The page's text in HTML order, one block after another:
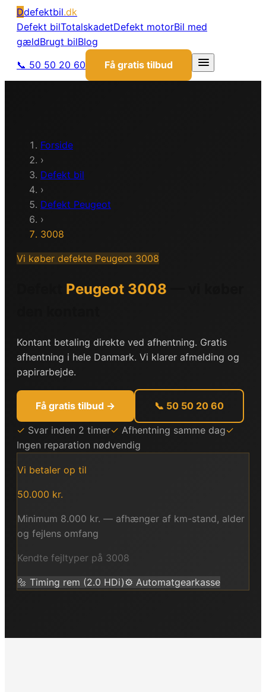
Ddefektbil.dk
Defekt bilTotalskadetDefekt motorBil med
gældBrugt bilBlog
📞 50 50 20 60
Få gratis tilbud
Forside
›
Defekt bil
›
Defekt Peugeot
›
3008
Vi køber defekte Peugeot 3008
Peugeot 3008
Kontant betaling direkte ved afhentning. Gratis
afhentning i hele Danmark. Vi klarer afmelding og
papirarbejde.
Få gratis tilbud → 📞 50 50 20 60
✓ Svar inden 2 timer✓ Afhentning samme dag✓
Ingen reparation nødvendig
Vi betaler op til
50.000 kr.
Minimum 8.000 kr. — afhænger af km-stand, alder
og fejlens omfang
Kendte fejltyper på 3008
🔩 Timing rem (2.0 HDi)⚙️ Automatgearkasse